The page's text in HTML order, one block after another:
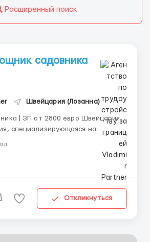
Расширенный поиск
садовника
Швейцария (Лозанна)
ЗП от 2800 евро Швейцария,
благоустройства в парках
Откликнуться